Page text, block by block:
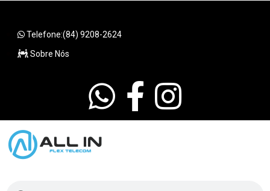
Telefone:(84) 9208-2624
Sobre Nós